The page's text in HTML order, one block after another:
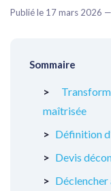
Publié le 17 mars 2026
Sommaire
maîtrisée
Définition
Devis